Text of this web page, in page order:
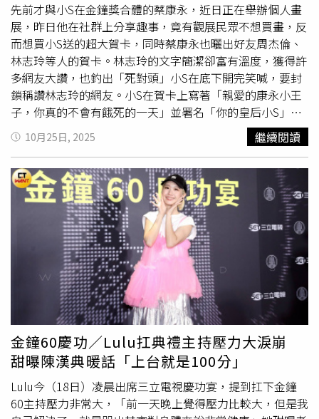
先前才與小S在金鐘獎合體的蔡康永，近日正在舉辦個人畫
展，昨日他在社群上分享趣事，竟有觀展民眾不想買畫，反
而想買小S送的超大賀卡，同時蔡康永也曬出好友周杰倫、
林志玲等人的賀卡。林志玲的文字簡潔卻富有溫度，獲得許
多網友大讚，也釣出「死對頭」小S在底下開完笑喊，要封
鎖稱讚林志玲的網友。小S在賀卡上寫著「親愛的康永小王
子，你真的不會有餓死的一天」並署名「你的皇后小S」。
蔡康永發文表示，這張賀卡大得驚人，「大到比我的畫還要
大」，有趣的是，現場竟有觀展民眾詢問能否購買這張賀
卡，讓他哭笑不得。他笑說，身為畫家仍有「僅存的尊
嚴」，便對對方說：「這卡不賣的。你買畫吧，你買了畫，
我把賀卡當贈品送你。」最後這筆交易順利成交，蔡康永也
打趣表示：「這個業績應該算是小S達成的吧。」小S送上超
大賀卡，竟吸引買家上門。（圖／翻攝IG／蔡康永）此外，
蔡康永也曬出周杰倫、林志玲等好友的花籃賀卡，林志玲寫
上：「你看得透人心，卻從不刺傷人；你懂得心事，還願意
陪著走心。康永的文字藝術，總是如此動人又致命，叫人無
法不被觸動。」林志玲的賀卡被網友大讚很有文學氣息。
（圖／翻攝IG／蔡康永）林志玲筆觸細膩感人，令網友大讚
「志玲姐姐的文字好溫柔、好動人，把康永哥稱讚的深入骨
髓」、「志玲的文筆有超越S」、「志玲真是人美又很有魅
力，加上寫了有文字氣質的字」、「林志玲又赢了哦，很有
文學氣息。」沒想到這些留言竟釣出小S逐一開嗆，「我不
喜歡你這樣說」、「不可能」、「我要封鎖你」。小S因大S
10月25日, 2025 繼續閱讀
金鐘60慶功／Lulu扛典禮主持壓力大淚崩
甜曝陳漢典暖話「上台就是100分」
Lulu今（18日）凌晨出席三立電視慶功宴，提到扛下金鐘
60主持壓力非常大，「前一天晚上覺得壓力比較大，但是我